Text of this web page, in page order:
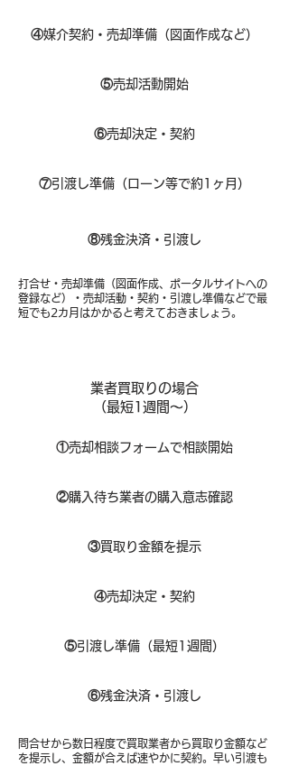
④媒介契約・売却準備（図面作成など）
⑤売却活動開始
⑥売却決定・契約
⑦引渡し準備（ローン等で約1ヶ月）
打合せ・売却準備（図面作成、ポータルサイトへの
登録など）・売却活動・契約・引渡し準備などで最
短でも2カ月はかかると考えておきましょう。
⑧​残金決済・引渡し
業者買取りの場合
（​最短1週間～）
①​売却相談フォームで相談開始
②購入待ち業者の購入意志確認
③買取り金額を提示
④売却決定・契約
⑤引渡し準備（最短1週間）
⑥残金決済・引渡し
問合せから数日程度で買取業者から買取り金額など
を提示し、金額が合えば速やかに契約。早い引渡も